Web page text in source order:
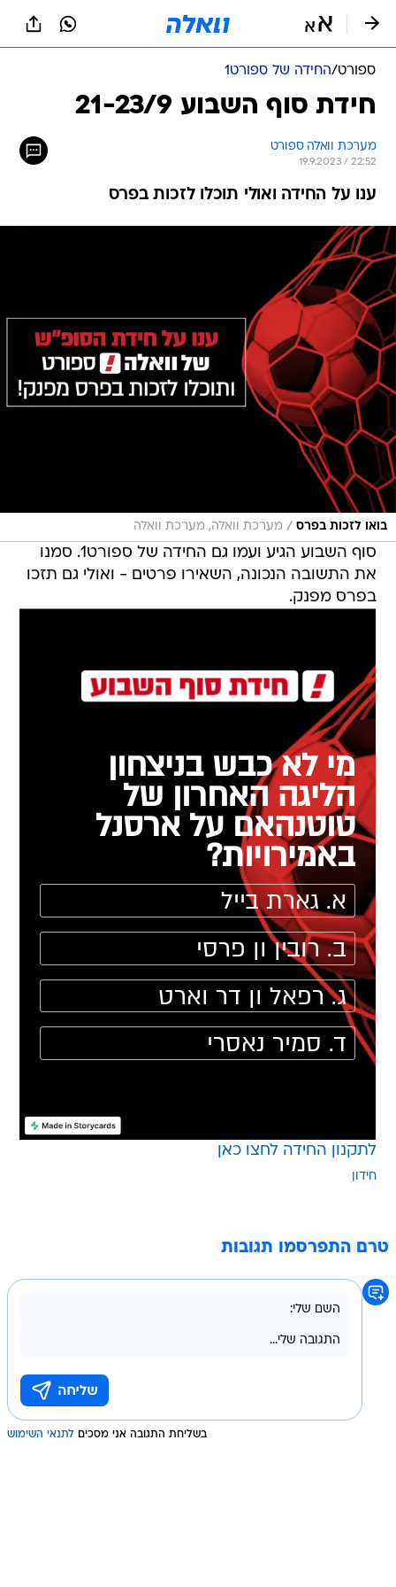
ספורט/החידה של ספורט1
חידת סוף השבוע 21-23/9
מערכת וואלה ספורט
19.9.2023 / 22:52
ענו על החידה ואולי תוכלו לזכות בפרס
בואו לזכות בפרס / מערכת וואלה, מערכת וואלה
סוף השבוע הגיע ועמו גם החידה של ספורט1. סמנו
את התשובה הנכונה, השאירו פרטים - ואולי גם תזכו
בפרס מפנק.
לתקנון החידה לחצו כאן
חידון
טרם התפרסמו תגובות
בשליחת התגובה אני מסכים לתנאי השימוש